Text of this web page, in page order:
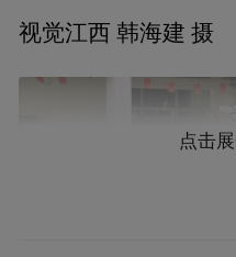
视觉江西 韩海建 摄
点击